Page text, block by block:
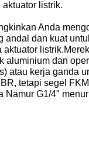
listrik.
Anda
dan kuat
aluminium dan
atau kerja ganda
tetapi segel
G1/4"